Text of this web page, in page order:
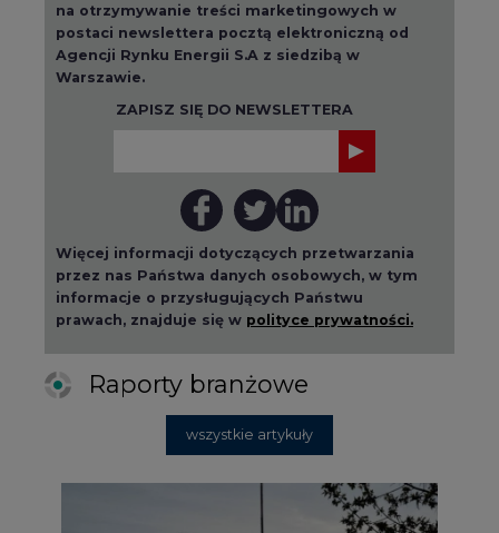
na otrzymywanie treści marketingowych w
postaci newslettera pocztą elektroniczną od
Agencji Rynku Energii S.A z siedzibą w
Warszawie.
ZAPISZ SIĘ DO NEWSLETTERA
Więcej informacji dotyczących przetwarzania
przez nas Państwa danych osobowych, w tym
informacje o przysługujących Państwu
prawach, znajduje się w polityce prywatności.
Raporty branżowe
wszystkie artykuły